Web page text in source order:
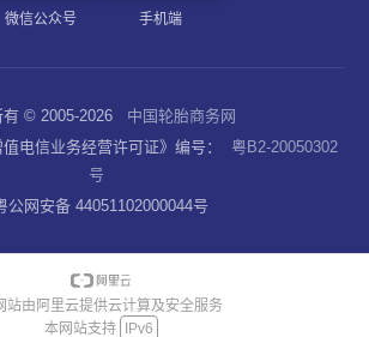
微信公众号 手机端
有 © 2005-2026
中国轮胎商务网
电信业务经营许可证》编号：
粤B2-20050302
号
公网安备 44051102000044号
站由阿里云提供云计算及安全服务
本网站支持 IPv6